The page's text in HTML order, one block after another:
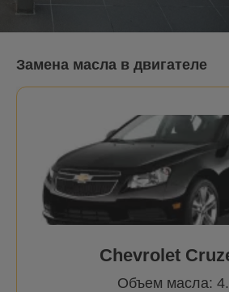
Замена масла в двигателе
Chevrolet
Объем масла: